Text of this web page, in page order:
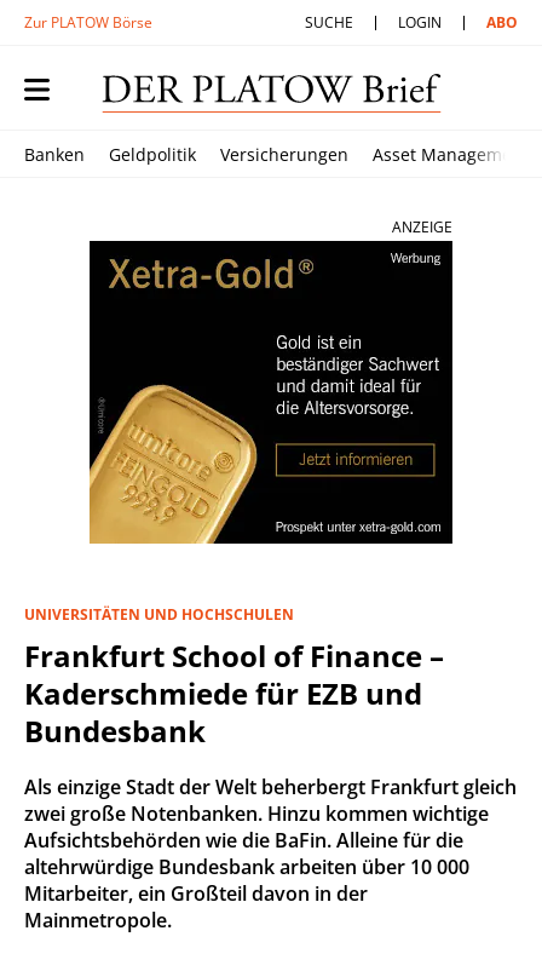
Zur PLATOW Börse SUCHE LOGIN ABO
Banken Geldpolitik Versicherungen Asset Management
ANZEIGE
UNIVERSITÄTEN UND HOCHSCHULEN
Frankfurt School of Finance –
Kaderschmiede für EZB und
Bundesbank
Als einzige Stadt der Welt beherbergt Frankfurt gleich
zwei große Notenbanken. Hinzu kommen wichtige
Aufsichtsbehörden wie die BaFin. Alleine für die
altehrwürdige Bundesbank arbeiten über 10 000
Mitarbeiter, ein Großteil davon in der
Mainmetropole.